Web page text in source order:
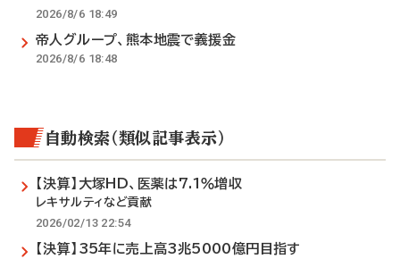
2026/8/6 18:49
帝人グループ、熊本地震で義援金
2026/8/6 18:48
自動検索（類似記事表示）
【決算】大塚HD、医薬は7.1％増収
レキサルティなど貢献
2026/02/13 22:54
【決算】35年に売上高3兆5000億円目指す